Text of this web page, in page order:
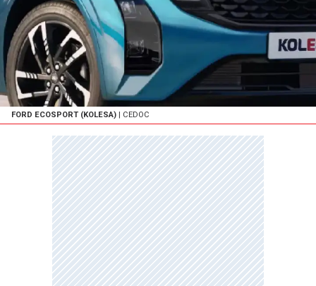
FORD ECOSPORT (KOLESA) | CEDOC